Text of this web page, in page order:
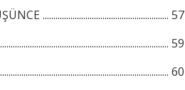
........................................................... 57
59
60